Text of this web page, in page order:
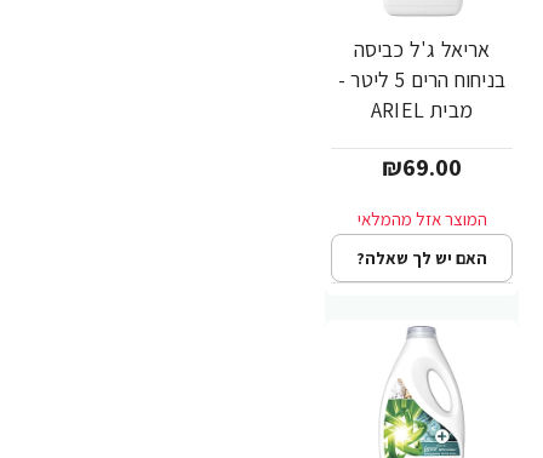
אריאל ג'ל כביסה
בניחוח הרים 5 ליטר -
מבית ARIEL
₪69.00
האם יש לך שאלה?